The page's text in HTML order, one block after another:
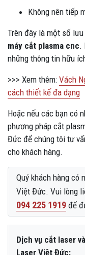
Không nên tiếp
Trên đây là một số
máy cắt plasma cnc.
những thông tin hữu
>>> Xem thêm: Vách
cách thiết kế đa dạng
Hoặc nếu các bạn có
phương pháp cắt
Đức để chúng tôi tư
cho khách hàng.
Quý khách hàng có
Việt Đức. Vui lòng
094 225 1919 để
Dịch vụ cắt laser
Laser Việt Đức: